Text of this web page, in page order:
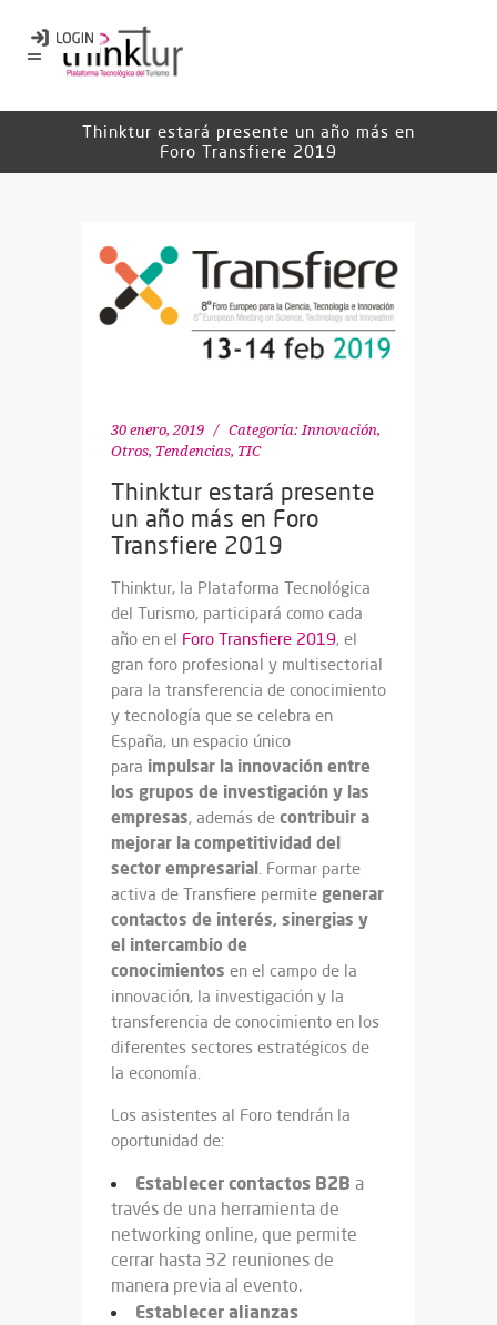
Thinktur estará presente un año más en
Foro Transfiere 2019
30 enero, 2019 Categoría: Innovación,
Otros, Tendencias, TIC
Thinktur estará presente
un año más en Foro
Transfiere 2019
Thinktur, la Plataforma Tecnológica
del Turismo, participará como cada
año en el Foro Transfiere 2019, el
gran foro profesional y multisectorial
para la transferencia de conocimiento
y tecnología que se celebra en
España, un espacio único
para impulsar la innovación entre
los grupos de investigación y las
empresas, además de contribuir a
mejorar la competitividad del
sector empresarial. Formar parte
activa de Transfiere permite generar
contactos de interés, sinergias y
el intercambio de
conocimientos en el campo de la
innovación, la investigación y la
transferencia de conocimiento en los
diferentes sectores estratégicos de
la economía.
Los asistentes al Foro tendrán la
oportunidad de:
Establecer contactos B2B a
través de una herramienta de
networking online, que permite
cerrar hasta 32 reuniones de
manera previa al evento.
Establecer alianzas